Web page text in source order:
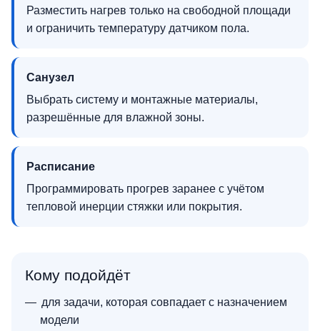
Разместить нагрев только на свободной площади
и ограничить температуру датчиком пола.
Санузел
Выбрать систему и монтажные материалы,
разрешённые для влажной зоны.
Расписание
Программировать прогрев заранее с учётом
тепловой инерции стяжки или покрытия.
Кому подойдёт
для задачи, которая совпадает с назначением
модели